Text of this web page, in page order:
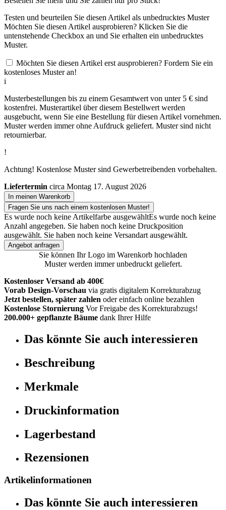
Testen und beurteilen Sie diesen Artikel als unbedrucktes Muster
Möchten Sie diesen Artikel ausprobieren? Klicken Sie die
untenstehende Checkbox an und Sie erhalten ein unbedrucktes
Muster.
Möchten Sie diesen Artikel erst ausprobieren? Fordern Sie ein
kostenloses Muster an!
i
Musterbestellungen bis zu einem Gesamtwert von unter 5 € sind
kostenfrei. Musterartikel über diesem Bestellwert werden
ausgebucht, wenn Sie eine Bestellung für diesen Artikel vornehmen.
Muster werden immer ohne Aufdruck geliefert. Muster sind nicht
retournierbar.
!
Achtung! Kostenlose Muster sind Gewerbetreibenden vorbehalten.
Liefertermin circa Montag 17. August 2026
In meinen Warenkorb
Fragen Sie uns nach einem kostenlosen Muster!
Es wurde noch keine Artikelfarbe ausgewähltEs wurde noch keine
Anzahl angegeben. Sie haben noch keine Druckposition
ausgewählt. Sie haben noch keine Versandart ausgewählt.
Angebot anfragen
Sie können Ihr Logo im Warenkorb hochladen
Muster werden immer unbedruckt geliefert.
Kostenloser Versand ab 400€
Vorab Design-Vorschau via gratis digitalem Korrekturabzug
Jetzt bestellen, später zahlen oder einfach online bezahlen
Kostenlose Stornierung Vor Freigabe des Korrekturabzugs!
200.000+ gepflanzte Bäume dank Ihrer Hilfe
Das könnte Sie auch interessieren
Beschreibung
Merkmale
Druckinformation
Lagerbestand
Rezensionen
Artikelinformationen
Das könnte Sie auch interessieren